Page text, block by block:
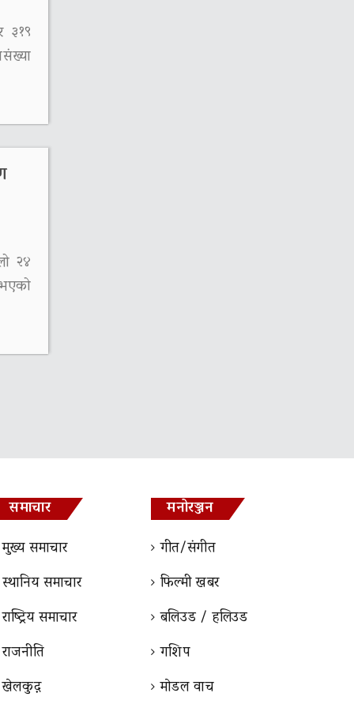
३१९
२४
समाचार
मुख्य समाचार
स्थानिय समाचार
राष्ट्रिय समाचार
राजनीति
खेलकुद़़
मनोरञ्जन
गीत/संगीत
फिल्मी खबर
बलिउड / हलिउड
गशिप
माेडल वाच